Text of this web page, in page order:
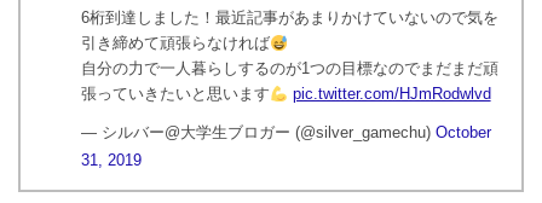
6桁到達しました！最近記事があまりかけていないので気を
引き締めて頑張らなければ
自分の力で一人暮らしするのが1つの目標なのでまだまだ頑
張っていきたいと思います
pic.twitter.com/HJmRodwlvd
— シルバー@大学生ブロガー (@silver_gamechu) October
31, 2019